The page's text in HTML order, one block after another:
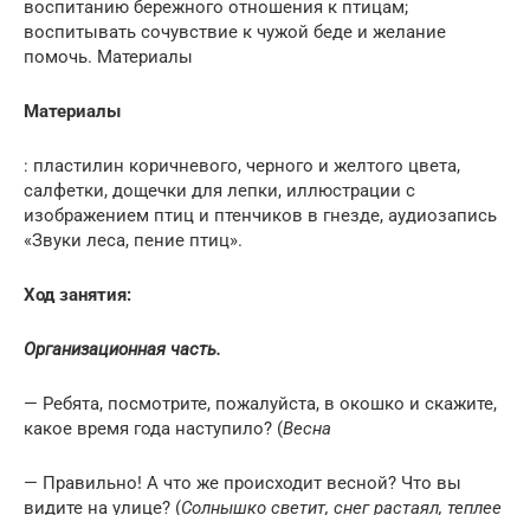
воспитанию бережного отношения к птицам;
воспитывать сочувствие к чужой беде и желание
помочь. Материалы
Материалы
: пластилин коричневого, черного и желтого цвета,
салфетки, дощечки для лепки, иллюстрации с
изображением птиц и птенчиков в гнезде, аудиозапись
«Звуки леса, пение птиц».
Ход занятия:
Организационная часть.
— Ребята, посмотрите, пожалуйста, в окошко и скажите,
какое время года наступило? (Весна
— Правильно! А что же происходит весной? Что вы
видите на улице? (Солнышко светит, снег растаял, теплее